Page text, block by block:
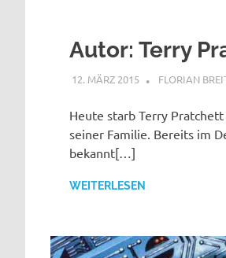
Autor: Terry
12. MÄRZ 2015 FLORIAN
Heute starb Terry
seiner Familie. Bereits im
bekannt[…]
WEITERLESEN